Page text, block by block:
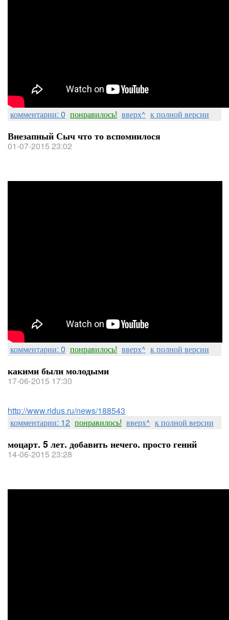
комментарии: 0 понравилось! вверх^ к полной версии
Внезапный Сыч что то вспомнилося
01-07-2015 23:02
комментарии: 0 понравилось! вверх^ к полной версии
какими были молодыми
17-06-2015 17:30
http://www.ridus.ru/news/188543
комментарии: 12 понравилось! вверх^ к полной версии
моцарт. 5 лет. добавить нечего. просто гений
14-06-2015 23:28